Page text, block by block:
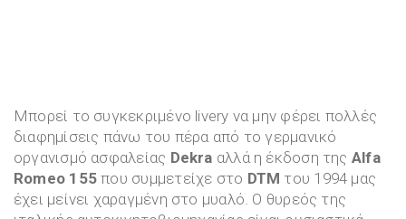
Μπορεί το συγκεκριμένο livery να μην φέρει πολλές
διαφημίσεις πάνω του πέρα από το γερμανικό
οργανισμό ασφαλείας Dekra αλλά η έκδοση της Alfa
Romeo 155 που συμμετείχε στο DTM του 1994 μας
έχει μείνει χαραγμένη στο μυαλό. Ο θυρεός της